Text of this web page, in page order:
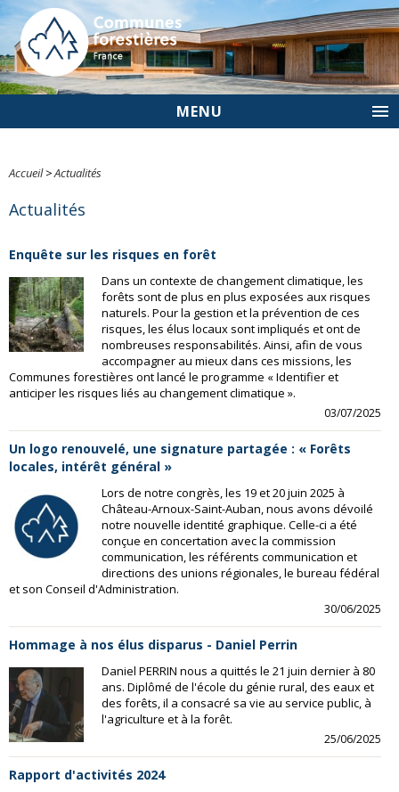
MENU
Accueil>Actualités
Actualités
Enquête sur les risques en forêt
Dans un contexte de changement climatique, les
forêts sont de plus en plus exposées aux risques
naturels. Pour la gestion et la prévention de ces
risques, les élus locaux sont impliqués et ont de
nombreuses responsabilités. Ainsi, afin de vous
accompagner au mieux dans ces missions, les
Communes forestières ont lancé le programme « Identifier et
anticiper les risques liés au changement climatique ».
03/07/2025
Un logo renouvelé, une signature partagée : « Forêts
locales, intérêt général »
Lors de notre congrès, les 19 et 20 juin 2025 à
Château-Arnoux-Saint-Auban, nous avons dévoilé
notre nouvelle identité graphique. Celle-ci a été
conçue en concertation avec la commission
communication, les référents communication et
directions des unions régionales, le bureau fédéral
et son Conseil d'Administration.
30/06/2025
Hommage à nos élus disparus - Daniel Perrin
Daniel PERRIN nous a quittés le 21 juin dernier à 80
ans. Diplômé de l'école du génie rural, des eaux et
des forêts, il a consacré sa vie au service public, à
l'agriculture et à la forêt.
25/06/2025
Rapport d'activités 2024